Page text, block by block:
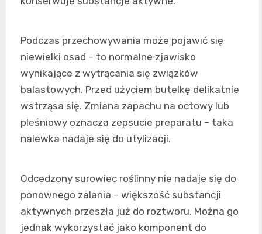
Podczas przechowywania może pojawić się
niewielki osad – to normalne zjawisko
wynikające z wytrącania się związków
balastowych. Przed użyciem butelkę delikatnie
wstrząsa się. Zmiana zapachu na octowy lub
pleśniowy oznacza zepsucie preparatu – taka
nalewka nadaje się do utylizacji.
Odcedzony surowiec roślinny nie nadaje się do
ponownego zalania – większość substancji
aktywnych przeszła już do roztworu. Można go
jednak wykorzystać jako komponent do